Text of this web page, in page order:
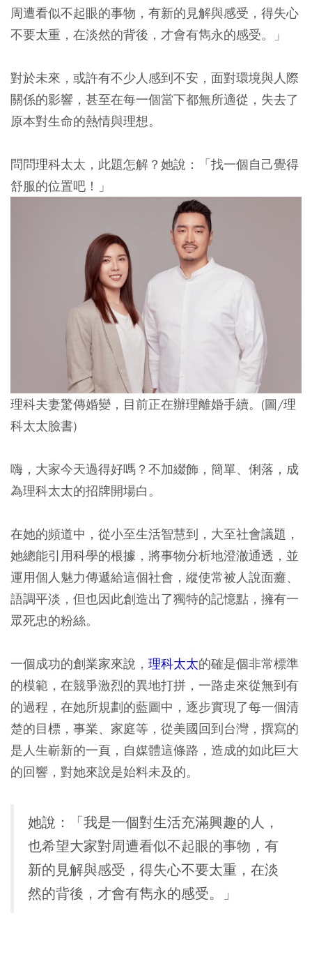
周遭看似不起眼的事物，有新的見解與感受，得失心
不要太重，在淡然的背後，才會有雋永的感受。」
對於未來，或許有不少人感到不安，面對環境與人際
關係的影響，甚至在每一個當下都無所適從，失去了
原本對生命的熱情與理想。
問問理科太太，此題怎解？她說：「找一個自己覺得
舒服的位置吧！」
理科夫妻驚傳婚變，目前正在辦理離婚手續。(圖/理
科太太臉書)
嗨，大家今天過得好嗎？不加綴飾，簡單、俐落，成
為理科太太的招牌開場白。
在她的頻道中，從小至生活智慧到，大至社會議題，
她總能引用科學的根據，將事物分析地澄澈通透，並
運用個人魅力傳遞給這個社會，縱使常被人說面癱、
語調平淡，但也因此創造出了獨特的記憶點，擁有一
眾死忠的粉絲。
一個成功的創業家來說， 理科太太的確是個非常標準
的模範，在競爭激烈的異地打拼，一路走來從無到有
的過程，在她所規劃的藍圖中，逐步實現了每一個清
楚的目標，事業、家庭等，從美國回到台灣，撰寫的
是人生嶄新的一頁，自媒體這條路，造成的如此巨大
的回響，對她來說是始料未及的。
她說：「我是一個對生活充滿興趣的人，
也希望大家對周遭看似不起眼的事物，有
新的見解與感受，得失心不要太重，在淡
然的背後，才會有雋永的感受。」